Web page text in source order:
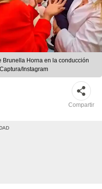
Brunella Horna en la conducción
Instagram
Compartir